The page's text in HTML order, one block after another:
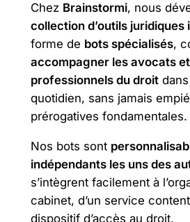
Chez Brainstormi, nous
collection d’outils juridiques
forme de bots spécialisés,
accompagner les avocats
professionnels du droitdans
quotidien, sans jamais
prérogatives fondamentales.
Nos bots sont
indépendants les uns des
s’intègrent facilement à
cabinet, d’un service
dispositif d’accès au droit.